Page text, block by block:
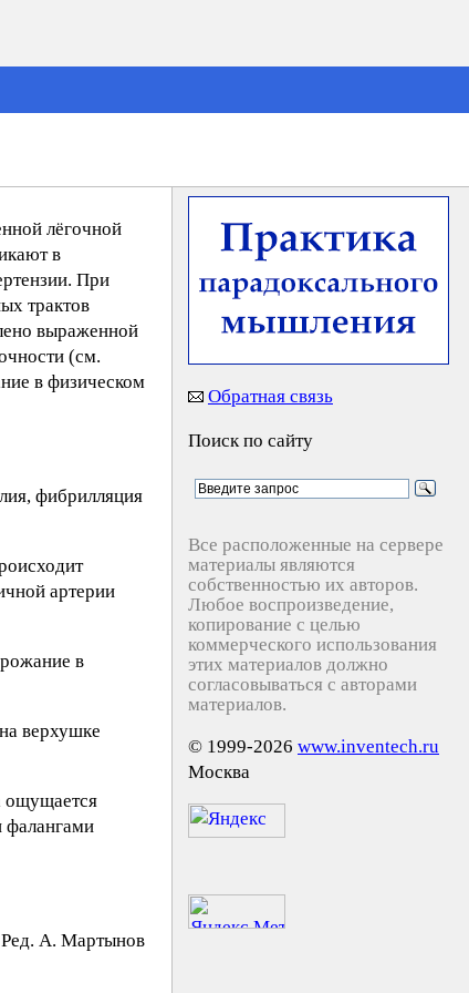
лёгочной
в
При
трактов
выраженной
(см.
в физическом
фибрилляция
артерии
в
верхушке
ощущается
Peд. A. Mapтынoв
Обратная связь
Поиск по сайту
Все расположенные на сервере
материалы являются
собственностью их авторов.
Любое воспроизведение,
копирование с целью
коммерческого использования
этих материалов должно
согласовываться с авторами
материалов.
© 1999-2026 www.inventech.ru
Москва